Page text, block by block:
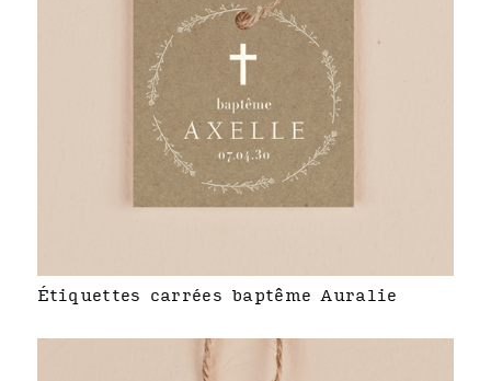
Étiquettes carrées baptême Auralie